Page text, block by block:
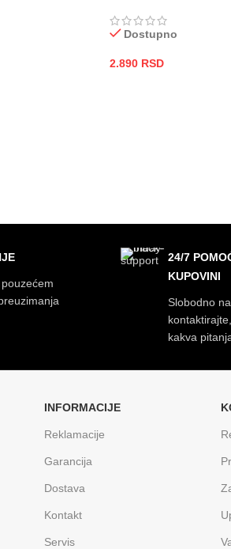
Dostupno
2.890 RSD
24/7
KUPOVINI
Slobodno
kakva
INFORMACIJE
Reklamacije
Garancija
Dostava
Kontakt
Servis